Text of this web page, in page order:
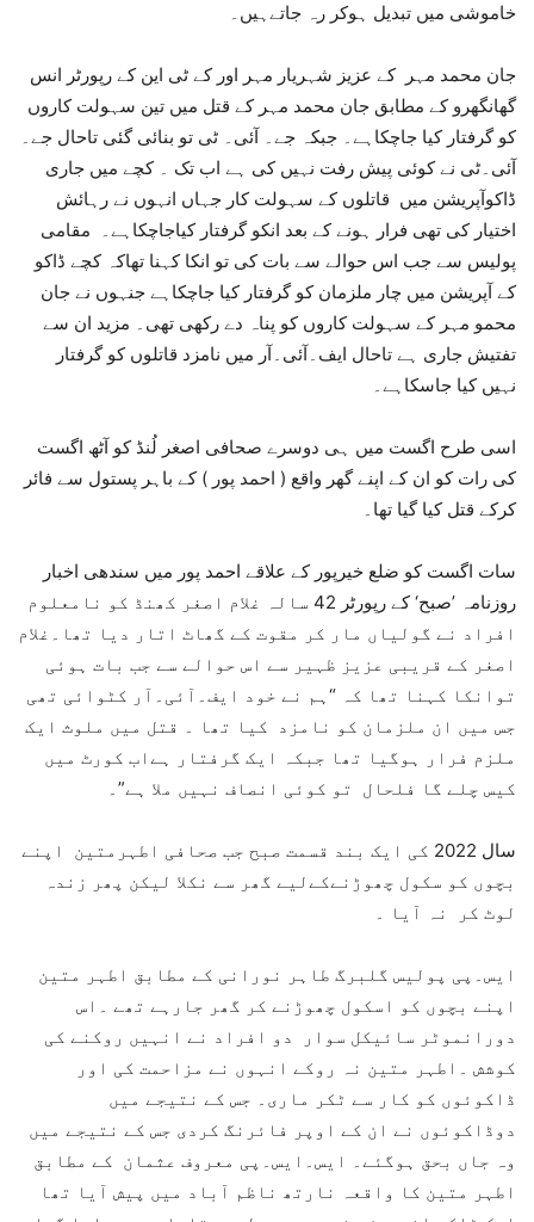
خاموشی میں تبدیل ہوکر رہ جاتےہیں۔
جان محمد مہر کے عزیز شہریار مہر اور کے ٹی این کے رپورٹر انس
گھانگھرو کے مطابق جان محمد مہر کے قتل میں تین سہولت کاروں
کو گرفتار کیا جاچکاہے۔ جبکہ جے۔ آئی۔ ٹی تو بنائی گئی تاحال جے۔
آئی۔ٹی نے کوئی پیش رفت نہیں کی ہے اب تک ۔ کچے میں جاری
ڈاکوآپریشن میں قاتلوں کے سہولت کار جہاں انہوں نے رہائش
اختیار کی تھی فرار ہونے کے بعد انکو گرفتار کیاجاچکاہے۔ مقامی
پولیس سے جب اس حوالے سے بات کی تو انکا کہنا تھاکہ کچے ڈاکو
کے آپریشن میں چار ملزمان کو گرفتار کیا جاچکاہے جنہوں نے جان
محمو مہر کے سہولت کاروں کو پناہ دے رکھی تھی۔ مزید ان سے
تفتیش جاری ہے تاحال ایف۔آئی۔آر میں نامزد قاتلوں کو گرفتار
نہیں کیا جاسکاہے۔
اسی طرح اگست میں ہی دوسرے صحافی اصغر لُنڈ کو آٹھ اگست
کی رات کو ان کے اپنے گھر واقع ( احمد پور ) کے باہر پستول سے فائر
کرکے قتل کیا گیا تھا۔
سات اگست کو ضلع خیرپور کے علاقے احمد پور میں سندھی اخبار
روزنامہ ’صبح‘ کے رپورٹر 42 سالہ غلام اصغر کھنڈ کو نامعلوم
افراد نے گولیاں مار کر مقوت کے گھاٹ اتار دیا تھا۔غلام
اصغر کے قریبی عزیز ظہیر سے اس حوالے سے جب بات ہوئی
توانکا کہنا تھا کہ “ہم نے خود ایف۔آئی۔آر کٹوائی تھی
جس میں ان ملزمان کو نامزد کیا تھا ۔ قتل میں ملوث ایک
ملزم فرار ہوگیا تھا جبکہ ایک گرفتار ہےاب کورٹ میں
کیس چلے گا فلحال تو کوئی انصاف نہیں ملا ہے”۔
سال 2022 کی ایک بند قسمت صبح جب صحافی اطہرمتین اپنے
بچوں کو سکول چھوڑنےکےلیے گھر سے نکلا لیکن پھر زندہ
لوٹ کر نہ آیا ۔
ایس۔پی پولیس گلبرگ طاہر نورانی کے مطابق اطہر متین
اپنے بچوں کو اسکول چھوڑنے کر گھر جارہے تھے ۔اس
دورانموٹر سائیکل سوار دو افراد نے انہیں روکنے کی
کوشش ۔اطہر متین نہ روکے انہوں نے مزاحمت کی اور
ڈاکوئوں کو کار سے ٹکر ماری۔ جس کے نتیجے میں
دوڈاکوئوں نے ان کے اوپر فائرنگ کردی جس کے نتیجے میں
وہ جاں بحق ہوگئے۔ ایس۔ایس۔پی معروف عثمان کے مطابق
اطہر متین کا واقعہ نارتھ ناظم آباد میں پیش آیا تھا